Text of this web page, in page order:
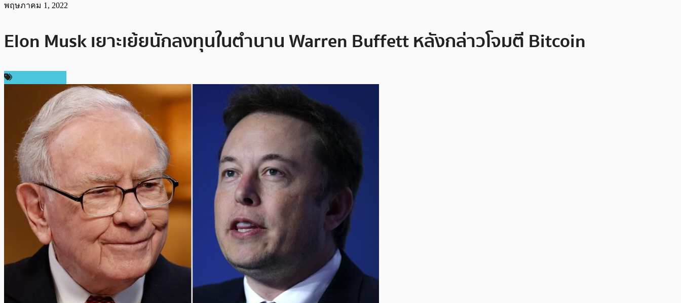
พฤษภาคม 1, 2022
Elon Musk เยาะเย้ยนักลงทุนในตำนาน Warren Buffett หลังกล่าวโจมตี Bitcoin